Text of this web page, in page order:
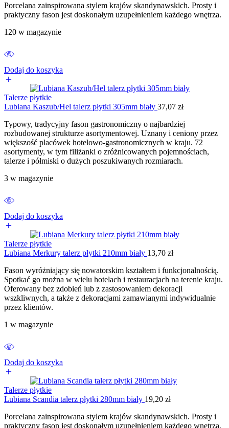
Porcelana zainspirowana stylem krajów skandynawskich. Prosty i
praktyczny fason jest doskonałym uzupełnieniem każdego wnętrza.
120 w magazynie
Dodaj do koszyka
Talerze płytkie
Lubiana Kaszub/Hel talerz płytki 305mm biały 37,07 zł
Typowy, tradycyjny fason gastronomiczny o najbardziej
rozbudowanej strukturze asortymentowej. Uznany i ceniony przez
większość placówek hotelowo-gastronomicznych w kraju. 72
asortymenty, w tym filiżanki o zróżnicowanych pojemnościach,
talerze i półmiski o dużych poszukiwanych rozmiarach.
3 w magazynie
Dodaj do koszyka
Talerze płytkie
Lubiana Merkury talerz płytki 210mm biały 13,70 zł
Fason wyróżniający się nowatorskim kształtem i funkcjonalnością.
Spotkać go można w wielu hotelach i restauracjach na terenie kraju.
Oferowany bez zdobień lub z zastosowaniem dekoracji
wszkliwnych, a także z dekoracjami zamawianymi indywidualnie
przez klientów.
1 w magazynie
Dodaj do koszyka
Talerze płytkie
Lubiana Scandia talerz płytki 280mm biały 19,20 zł
Porcelana zainspirowana stylem krajów skandynawskich. Prosty i
praktyczny fason jest doskonałym uzupełnieniem każdego wnętrza.